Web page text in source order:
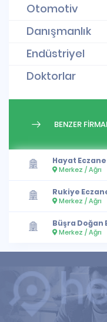
Otomotiv
Danışmanlık
Endüstriyel
Doktorlar
BENZER
Hayat
Merkez / Ağrı
Rukiye
Merkez / Ağrı
Büşra Doğan
Merkez / Ağrı